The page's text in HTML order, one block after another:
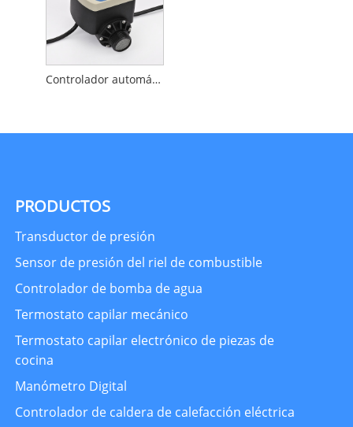
Controlador automático de bomba de agua de pozo profundo
PRODUCTOS
Transductor de presión
Sensor de presión del riel de combustible
Controlador de bomba de agua
Termostato capilar mecánico
Termostato capilar electrónico de piezas de
cocina
Manómetro Digital
Controlador de caldera de calefacción eléctrica